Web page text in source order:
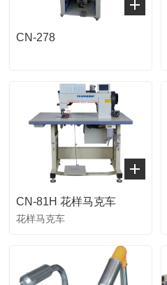
CN-278
CN-81H 花样马克车
花样马克车